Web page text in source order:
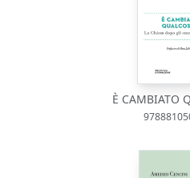
È CAMBIATO